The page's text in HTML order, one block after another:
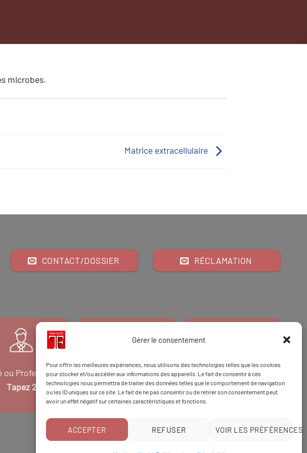
Gérer le consentement
Pour offrir les meilleures expériences, nous utilisons des technologies telles que les cookies
pour stocker et/ou accéder aux informations des appareils. Le fait de consentir à ces
technologies nous permettra de traiter des données telles que le comportement de navigation
ou les ID uniques sur ce site. Le fait de ne pas consentir ou de retirer son consentement peut
avoir un effet négatif sur certaines caractéristiques et fonctions.
ACCEPTER REFUSER VOIR LES PRÉFÉRENCES
microbes.
Matrice extracellulaire
CONTACT/DOSSIER RÉCLAMATION
ou Professionnel
Tapez 2
Financeur
Tapez 3
EtTapez 98pour
une formation